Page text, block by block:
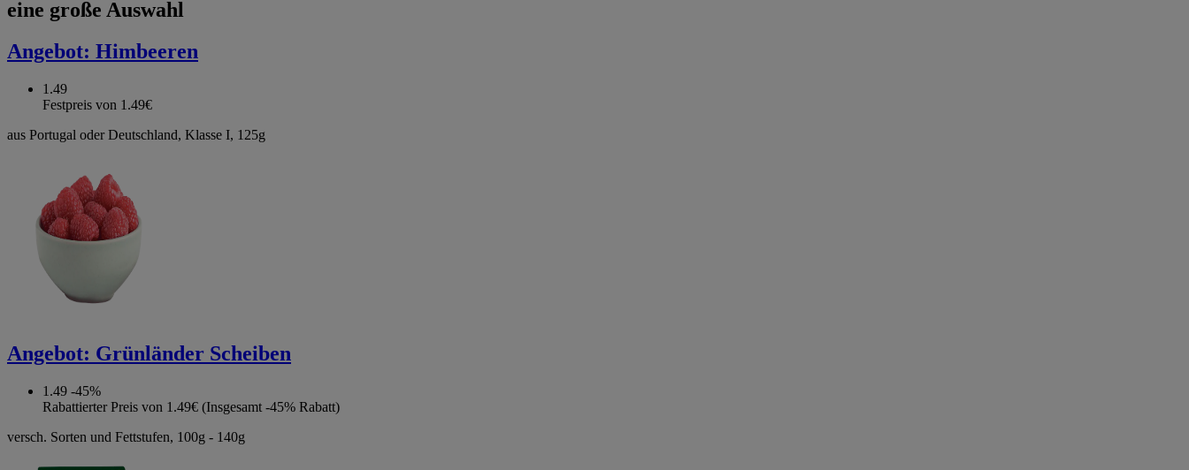
eine große Auswahl
Angebot: Himbeeren
1.49
Festpreis von 1.49€
aus Portugal oder Deutschland, Klasse I, 125g
Angebot: Grünländer Scheiben
1.49 -45%
Rabattierter Preis von 1.49€ (Insgesamt -45% Rabatt)
versch. Sorten und Fettstufen, 100g - 140g